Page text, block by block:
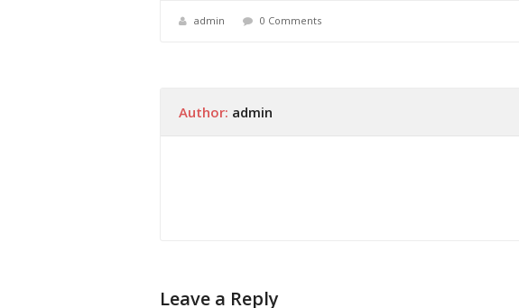
admin 0 Comments
Author: admin
Leave a Reply